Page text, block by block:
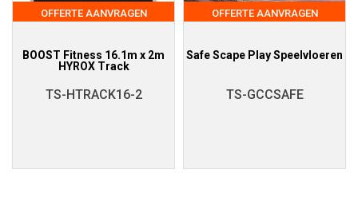
OFFERTE AANVRAGEN
BOOST Fitness 16.1m x 2m
HYROX Track
TS-HTRACK16-2
OFFERTE AANVRAGEN
Safe Scape Play Speelvloeren
TS-GCCSAFE